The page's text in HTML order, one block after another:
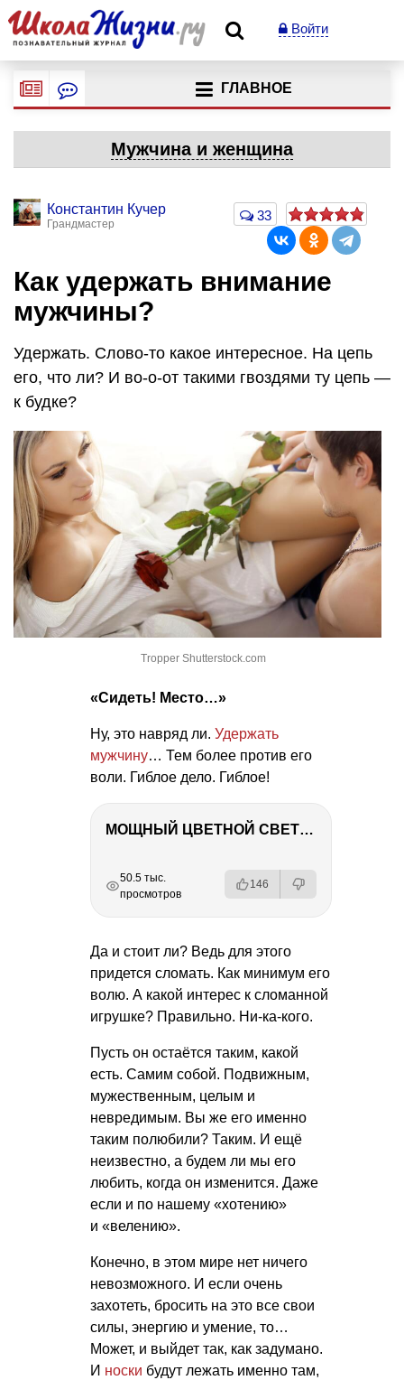
Войти
ГЛАВНОЕ
Мужчина и женщина
Константин Кучер
Грандмастер
33
Как удержать внимание
мужчины?
Удержать. Слово-то какое интересное. На цепь
его, что ли? И во-о-от такими гвоздями ту цепь —
к будке?
Tropper Shutterstock.com
«Сидеть! Место…»
Ну, это навряд ли. Удержать
мужчину… Тем более против его
воли. Гиблое дело. Гиблое!
МОЩНЫЙ ЦВЕТНОЙ СВЕТ – NANLITE FC-500C
РЕКЛАМА
РЕКЛАМА
РЕКЛАМА
РЕКЛАМА
50.5 тыс.
просмотров
146
Да и стоит ли? Ведь для этого
придется сломать. Как минимум его
волю. А какой интерес к сломанной
игрушке? Правильно. Ни-ка-кого.
Пусть он остаётся таким, какой
есть. Самим собой. Подвижным,
мужественным, целым и
невредимым. Вы же его именно
таким полюбили? Таким. И ещё
неизвестно, а будем ли мы его
любить, когда он изменится. Даже
если и по нашему «хотению»
и «велению».
Конечно, в этом мире нет ничего
невозможного. И если очень
захотеть, бросить на это все свои
силы, энергию и умение, то…
Может, и выйдет так, как задумано.
И носки будут лежать именно там,